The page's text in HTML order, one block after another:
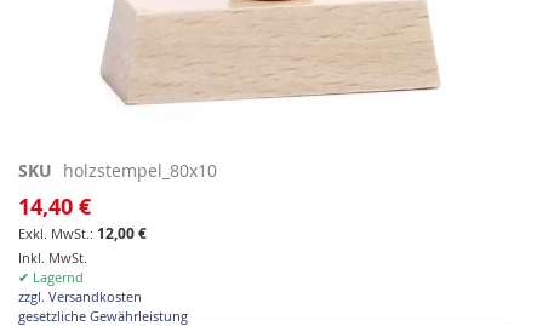
Zum
der
Bildgalerie
springen
SKU holzstempel_80x10
14,40 €
12,00 €
Inkl. MwSt.
✔ Lagernd
zzgl. Versandkosten
gesetzliche Gewährleistung